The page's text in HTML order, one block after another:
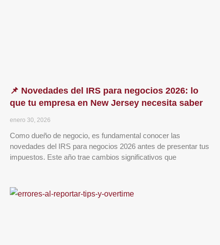
📌 Novedades del IRS para negocios 2026: lo
que tu empresa en New Jersey necesita saber
enero 30, 2026
Como dueño de negocio, es fundamental conocer las
novedades del IRS para negocios 2026 antes de presentar tus
impuestos. Este año trae cambios significativos que